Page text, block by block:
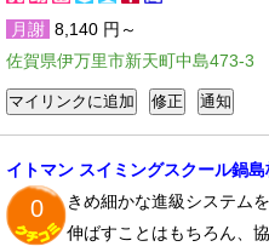
月謝 8,140 円～
佐賀県伊万里市新天町中島473-3
イトマン スイミングスクール鍋島
0
きめ細かな進級システム
伸ばすことはもちろん、